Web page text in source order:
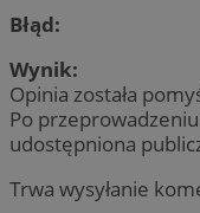
Błąd:
Wynik:
Opinia została
Po
udostępniona
Trwa wysyłanie